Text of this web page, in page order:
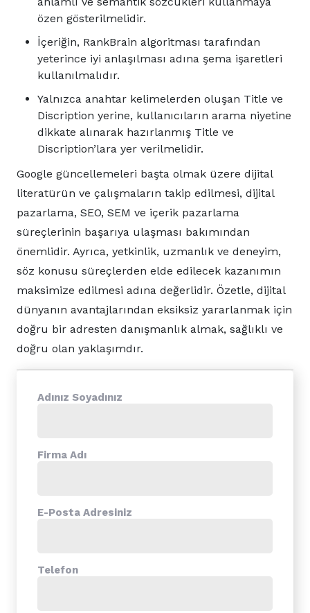
özen gösterilmelidir.
İçeriğin, RankBrain algoritması tarafından
yeterince iyi anlaşılması adına şema işaretleri
kullanılmalıdır.
Yalnızca anahtar kelimelerden oluşan Title ve
Discription yerine, kullanıcıların arama niyetine
dikkate alınarak hazırlanmış Title ve
Discription’lara yer verilmelidir.
Google güncellemeleri başta olmak üzere dijital
literatürün ve çalışmaların takip edilmesi, dijital
pazarlama, SEO, SEM ve içerik pazarlama
süreçlerinin başarıya ulaşması bakımından
önemlidir. Ayrıca, yetkinlik, uzmanlık ve deneyim,
söz konusu süreçlerden elde edilecek kazanımın
maksimize edilmesi adına değerlidir. Özetle, dijital
dünyanın avantajlarından eksiksiz yararlanmak için
doğru bir adresten danışmanlık almak, sağlıklı ve
doğru olan yaklaşımdır.
Adınız Soyadınız
Firma Adı
E-Posta Adresiniz
Telefon